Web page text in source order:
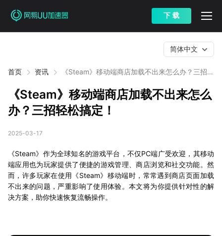
下 载
首页 资讯
《Steam》移动端商店加载不出来怎么办？三招轻
简体中文
《Steam》移动端商店加载不出来怎么
办？三招轻松搞定！
2025-03-17
《Steam》作为全球知名的游戏平台，不仅PC端广受欢迎，其移动
端应用也为玩家提供了便捷的游戏管理、商店浏览和社交功能。然
而，许多玩家在使用《Steam》移动端时，常常遇到商店页面加载
不出来的问题，严重影响了使用体验。本文将为你提供针对性的解
决方案，助你快速恢复流畅操作。